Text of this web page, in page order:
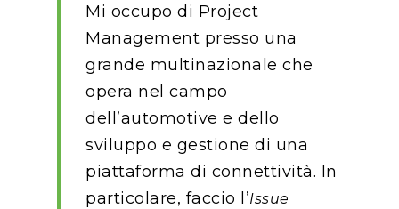
Mi occupo di Project
Management presso una
grande multinazionale che
opera nel campo
dell’automotive e dello
sviluppo e gestione di una
piattaforma di connettività. In
particolare, faccio l’Issue